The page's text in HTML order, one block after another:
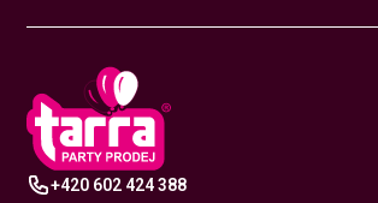
+420 602 424 388